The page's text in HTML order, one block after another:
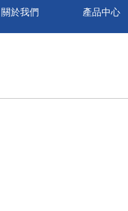
關於我們 產品中心